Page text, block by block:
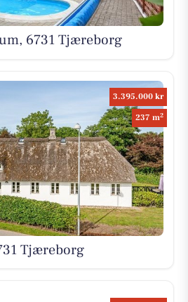
6731 Tjæreborg
3.395.000 kr
237 m2
Tjæreborg